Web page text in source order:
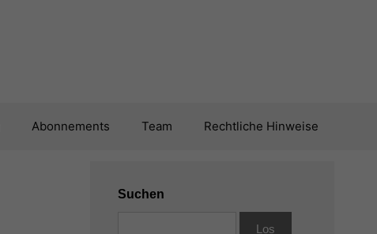
Abonnements Team Rechtliche Hinweise
Suchen